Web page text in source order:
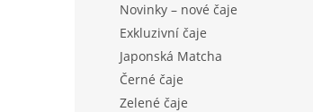
Novinky – nové čaje
Exkluzivní čaje
Japonská Matcha
Černé čaje
Zelené čaje